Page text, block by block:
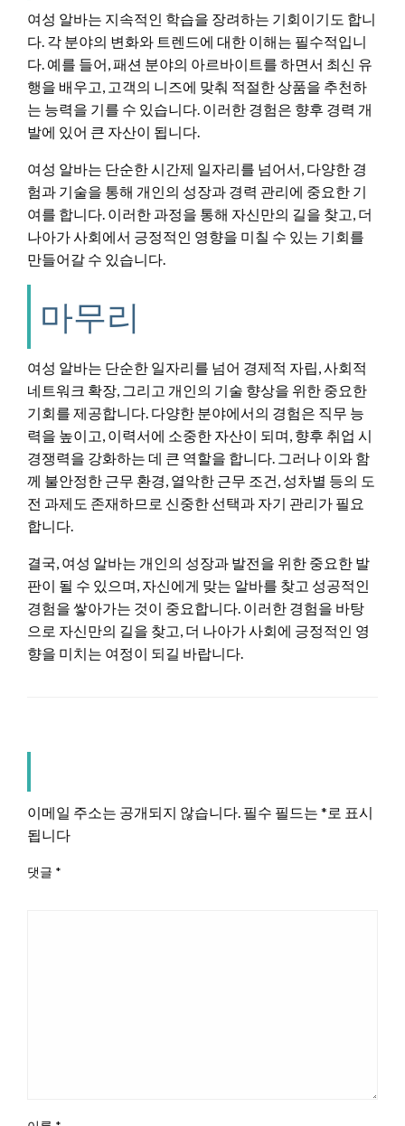
여성 알바는 지속적인 학습을 장려하는 기회이기도 합니
다. 각 분야의 변화와 트렌드에 대한 이해는 필수적입니
다. 예를 들어, 패션 분야의 아르바이트를 하면서 최신 유
행을 배우고, 고객의 니즈에 맞춰 적절한 상품을 추천하
는 능력을 기를 수 있습니다. 이러한 경험은 향후 경력 개
발에 있어 큰 자산이 됩니다.
여성 알바는 단순한 시간제 일자리를 넘어서, 다양한 경
험과 기술을 통해 개인의 성장과 경력 관리에 중요한 기
여를 합니다. 이러한 과정을 통해 자신만의 길을 찾고, 더
나아가 사회에서 긍정적인 영향을 미칠 수 있는 기회를
만들어갈 수 있습니다.
마무리
여성 알바는 단순한 일자리를 넘어 경제적 자립, 사회적
네트워크 확장, 그리고 개인의 기술 향상을 위한 중요한
기회를 제공합니다. 다양한 분야에서의 경험은 직무 능
력을 높이고, 이력서에 소중한 자산이 되며, 향후 취업 시
경쟁력을 강화하는 데 큰 역할을 합니다. 그러나 이와 함
께 불안정한 근무 환경, 열악한 근무 조건, 성차별 등의 도
전 과제도 존재하므로 신중한 선택과 자기 관리가 필요
합니다.
결국, 여성 알바는 개인의 성장과 발전을 위한 중요한 발
판이 될 수 있으며, 자신에게 맞는 알바를 찾고 성공적인
경험을 쌓아가는 것이 중요합니다. 이러한 경험을 바탕
으로 자신만의 길을 찾고, 더 나아가 사회에 긍정적인 영
향을 미치는 여정이 되길 바랍니다.
이메일 주소는 공개되지 않습니다. 필수 필드는 *로 표시
됩니다
댓글 *